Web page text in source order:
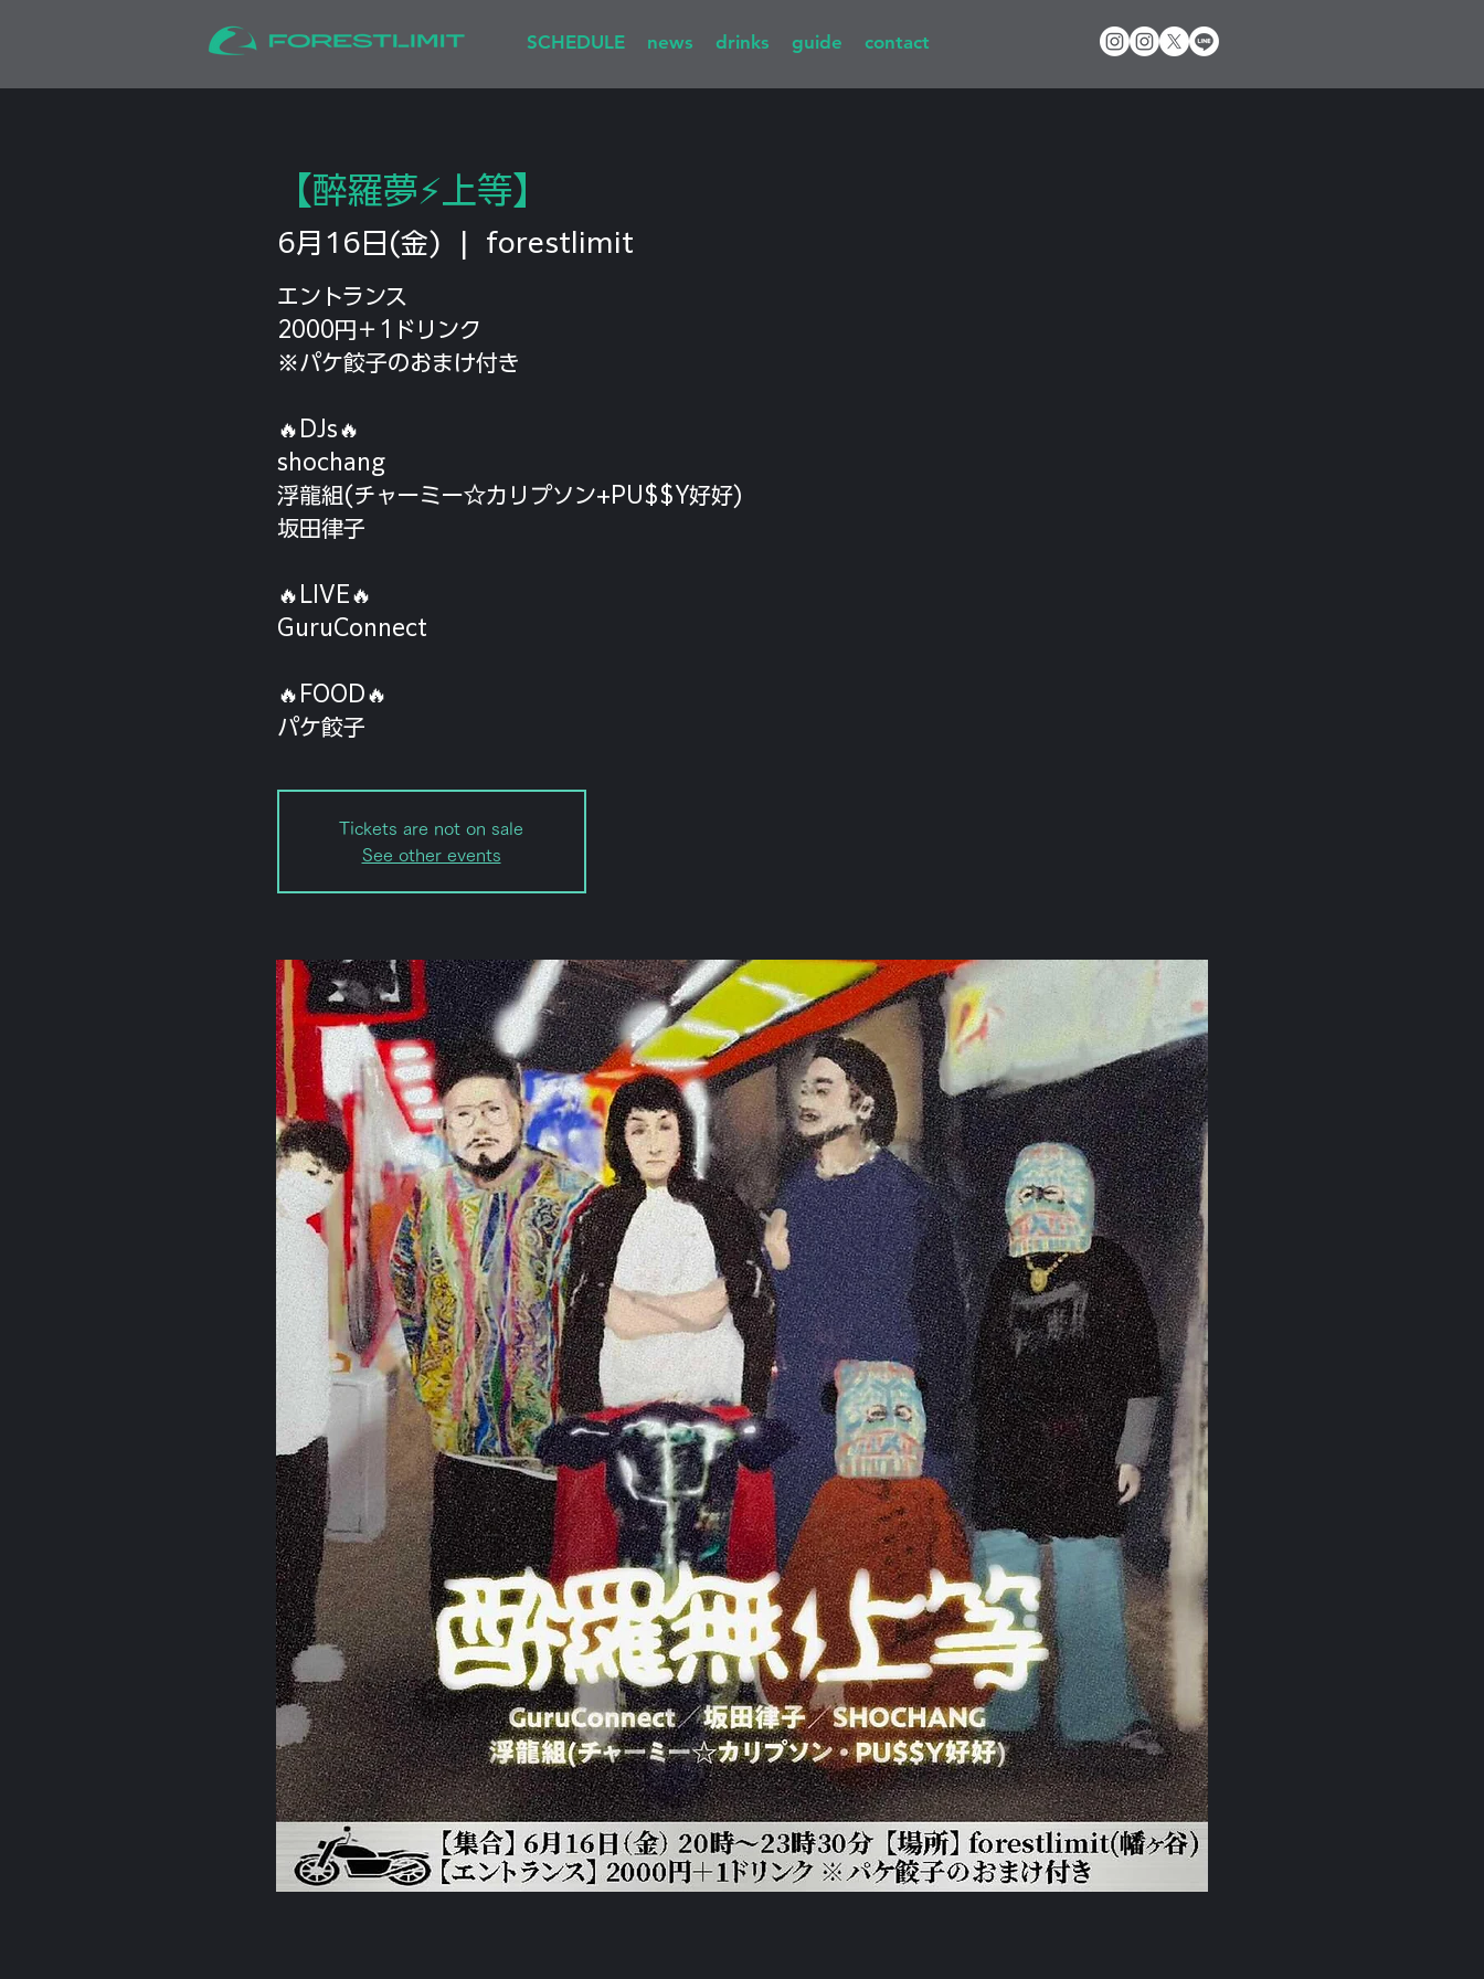
SCHEDULE news drinks guide contact
【醉羅夢⚡️上等】
6月16日(金) forestlimit
エントランス
2000円＋1ドリンク
※パケ餃子のおまけ付き
🔥DJs🔥
shochang
浮龍組(チャーミー☆カリプソン+PU$$Y好好)
坂田律子
🔥LIVE🔥
GuruConnect
🔥FOOD🔥
パケ餃子
Tickets are not on sale
See other events